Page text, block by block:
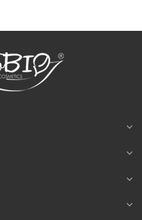
expand_more
expand_more
expand_more
expand_more